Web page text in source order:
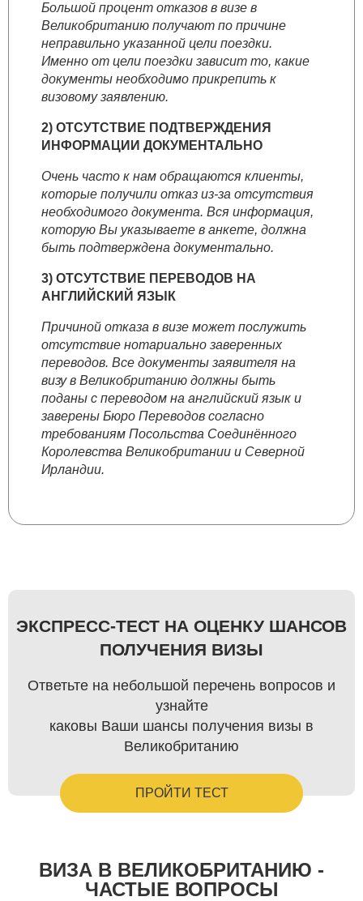
Большой процент отказов в визе в
Великобританию получают по причине
неправильно указанной цели поездки.
Именно от цели поездки зависит то, какие
документы необходимо прикрепить к
визовому заявлению.
2) ОТСУТСТВИЕ ПОДТВЕРЖДЕНИЯ
ИНФОРМАЦИИ ДОКУМЕНТАЛЬНО
Очень часто к нам обращаются клиенты,
которые получили отказ из-за отсутствия
необходимого документа. Вся информация,
которую Вы указываете в анкете, должна
быть подтверждена документально.
3) ОТСУТСТВИЕ ПЕРЕВОДОВ НА
АНГЛИЙСКИЙ ЯЗЫК
Причиной отказа в визе может послужить
отсутствие нотариально заверенных
переводов. Все документы заявителя на
визу в Великобританию должны быть
поданы с переводом на английский язык и
заверены Бюро Переводов согласно
требованиям Посольства Соединённого
Королевства Великобритании и Северной
Ирландии.
ЭКСПРЕСС-ТЕСТ НА ОЦЕНКУ ШАНСОВ
ПОЛУЧЕНИЯ ВИЗЫ
Ответьте на небольшой перечень вопросов и
узнайте
каковы Ваши шансы получения визы в
Великобританию
ПРОЙТИ ТЕСТ
ВИЗА В ВЕЛИКОБРИТАНИЮ -
ЧАСТЫЕ ВОПРОСЫ